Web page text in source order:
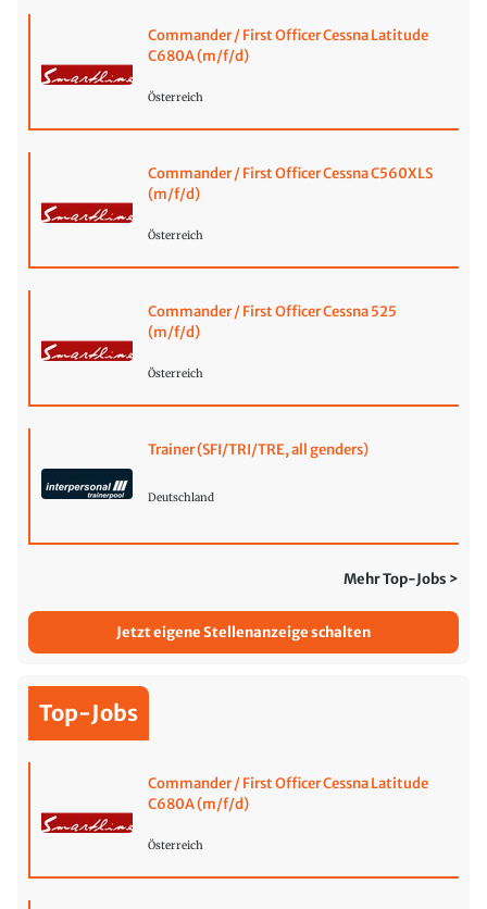
Commander / First Officer Cessna Latitude
C680A (m/f/d)
Österreich
Commander / First Officer Cessna C560XLS
(m/f/d)
Österreich
Commander / First Officer Cessna 525
(m/f/d)
Österreich
Trainer (SFI/TRI/TRE, all genders)
Deutschland
Mehr Top-Jobs >
Jetzt eigene Stellenanzeige schalten
Top-Jobs
Commander / First Officer Cessna Latitude
C680A (m/f/d)
Österreich